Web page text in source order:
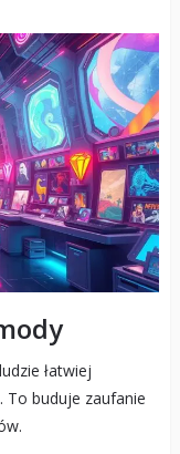
łatwiej
To buduje zaufanie